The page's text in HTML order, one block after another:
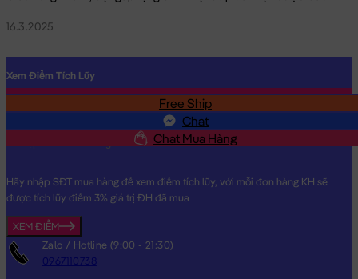
16.3.2025
Free Ship
Chat
Chat Mua Hàng
Xem Điểm Tích Lũy
Hãy nhập SĐT mua hàng để xem điểm tích lũy, với mỗi đơn hàng KH sẽ
được tích lũy điểm 3% giá trị ĐH đã mua
XEM ĐIỂM
Zalo / Hotline (9:00 - 21:30)
0967110738